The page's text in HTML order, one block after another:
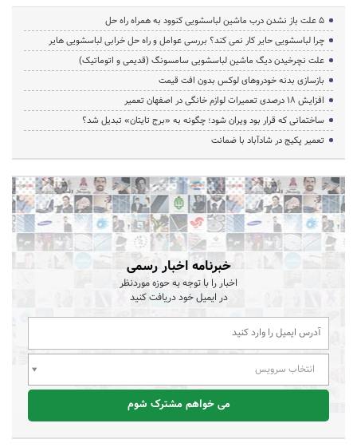
5 علت باز نشدن درب ماشین لباسشویی کنوود به همراه راه حل
چرا لباسشویی حایر کار نمی کند؟ بررسی عوامل و راه حل خرابی لباسشویی هایر
علت نچرخیدن دیگ ماشین لباسشویی سامسونگ (قدیمی و اتوماتیک)
بازسازی بدنه خودروهای لوکس بدون افت قیمت
افزایش ۱۸ درصدی تعمیرات لوازم خانگی در اصفهان تعمیر
ساختمانی که قرار بود ویران شود؛ چگونه به «برج تایتان» تبدیل شد؟
تعمیر پکیج در شادآباد با ضمانت
خبرنامه اخبار رسمی
اخبار را با توجه به حوزه موردنظر
در ایمیل خود دریافت کنید
انتخاب سرویس
می خواهم مشترک شوم